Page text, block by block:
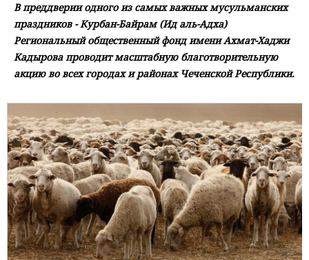
В преддверии одного из самых важных мусульманских
праздников - Курбан-Байрам (Ид аль-Адха)
Региональный общественный фонд имени Ахмат-Хаджи
Кадырова проводит масштабную благотворительную
акцию во всех городах и районах Чеченской Республики.